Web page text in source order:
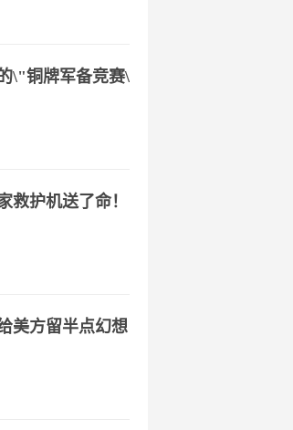
\"铜牌军备竞赛\"
救护机送了命！
美方留半点幻想